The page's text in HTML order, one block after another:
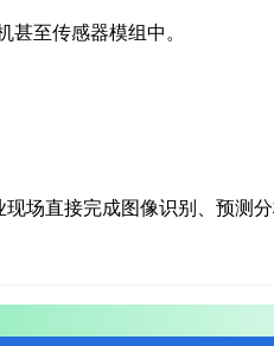
至传感器模组中。
场直接完成图像识别、预测